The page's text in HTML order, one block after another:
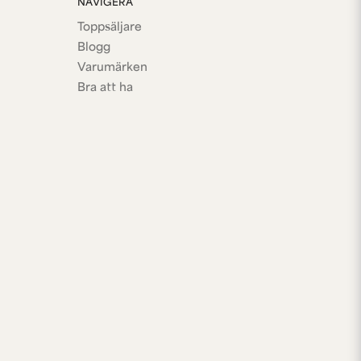
NAVIGERA
Toppsäljare
Blogg
Varumärken
Bra att ha